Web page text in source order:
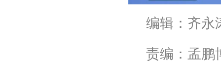
编辑：齐永
责编：孟鹏